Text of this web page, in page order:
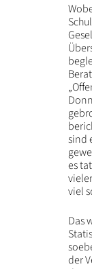
sind
es
viel
Das
der